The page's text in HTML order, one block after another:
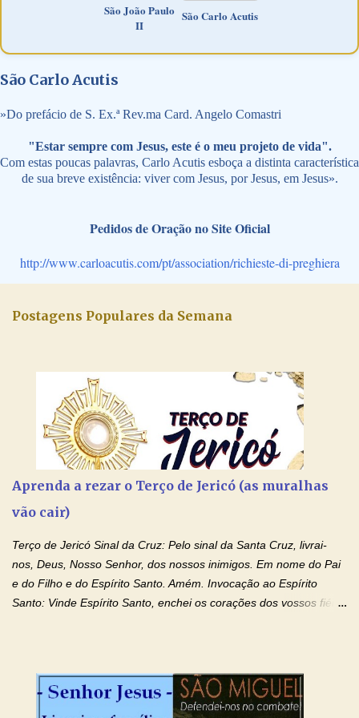
São João Paulo
II
São Carlo Acutis
São Carlo Acutis
»Do prefácio de S. Ex.ª Rev.ma Card. Angelo Comastri
"Estar sempre com Jesus, este é o meu projeto de vida".
Com estas poucas palavras, Carlo Acutis esboça a distinta característica
de sua breve existência: viver com Jesus, por Jesus, em Jesus».
Pedidos de Oração no Site Oficial
http://www.carloacutis.com/pt/association/richieste-di-preghiera
Postagens Populares da Semana
Aprenda a rezar o Terço de Jericó (as muralhas
vão cair)
Terço de Jericó Sinal da Cruz: Pelo sinal da Santa Cruz, livrai-
nos, Deus, Nosso Senhor, dos nossos inimigos. Em nome do Pai
e do Filho e do Espírito Santo. Amém. Invocação ao Espírito
Santo: Vinde Espírito Santo, enchei os corações dos vossos fiéis
Santo, fazei que apreciemos retamente todas as coisas segundo
o mesmo Espírito e gozemos sempre da sua consolação. Por